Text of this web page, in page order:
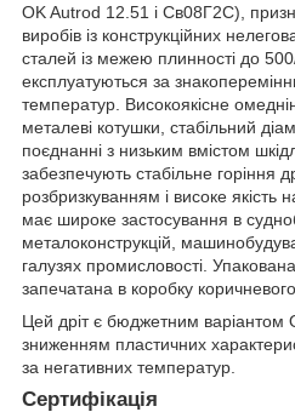
OK Autrod 12.51 і Св08Г2С),
виробів із конструкційних
сталей із межею плинності до
експлуатуються за
температур. Високоякісне
металеві котушки, стабільний
поєднанні з низьким вмістом
забезпечують стабільне горіння
розбризкуванням і високе якість
має широке застосування в
металоконструкцій,
галузях промисловості.
запечатана в коробку
Цей дріт є бюджетним варіантом
зниженням пластичних
за негативних температур.
Сертифікація